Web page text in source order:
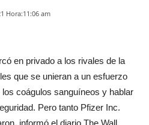
Hora:11:06 am
en privado a los rivales de la
que se unieran a un esfuerzo
coágulos sanguíneos y hablar
Pero tanto Pfizer Inc.
informó el diario The Wall